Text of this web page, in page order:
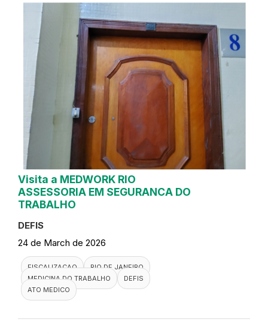
Visita a MEDWORK RIO
ASSESSORIA EM SEGURANCA DO
TRABALHO
DEFIS
24 de March de 2026
FISCALIZACAO
RIO DE JANEIRO
MEDICINA DO TRABALHO
DEFIS
ATO MEDICO